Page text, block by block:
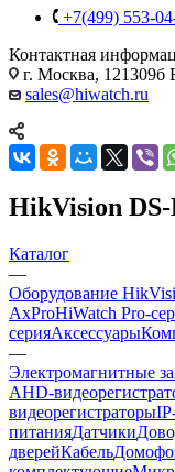
+7(499) 553-
Контактная
г. Москва, 121309б
sales@hiwatch.ru
HikVision
Каталог
—
Оборудование
AxProHiWatch Pro-
серияАксессуары
—
Электромагнитные
AHD-
видеорегистраторы
питанияДатчики
дверейКабель